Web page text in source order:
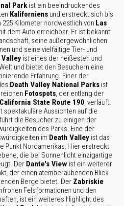
Park ist ein beeindruckendes
Kaliforniensund erstreckt sich bis
225 Kilometer nordwestlich von Las
dem Auto erreichbar. Er ist bekannt
seine außergewöhnlichen
und seine vielfältige Tier- und
Valleyist eines der heißesten und
und bietet den Besuchern eine
Erfahrung. Einer der
Death Valley National Parksist
Fotospots , der entlang der
California State Route 190 , verläuft.
spektakuläre Aussichten auf die
die Besucher zu einigen der
des Parks. Eine der
im Death Valleyist das
Punkt Nordamerikas. Hier erstreckt
die bei Sonnenlicht einzigartige
Der Dante's View ist ein weiterer
der einen atemberaubenden Blick
Berge bietet. Der Zabriskie
Felsformationen und den
ist ein weiteres Highlight des